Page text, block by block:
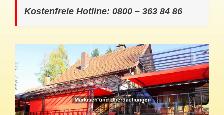
Kostenfreie Hotline: 0800 – 363 84 86